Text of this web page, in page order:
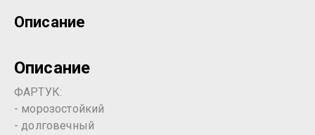
Описание
Описание
ФАРТУК:
- морозостойкий
- долговечный